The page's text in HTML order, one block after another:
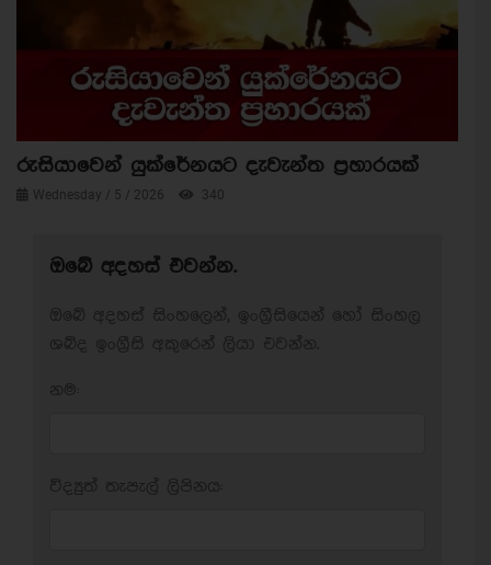
රුසියාවෙන් යුක්රේනයට දැවැන්ත ප්‍රහාරයක්
Wednesday / 5 / 2026 340
ඔබේ අදහස් එවන්න.